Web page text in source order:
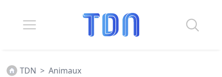
TDN > Animaux